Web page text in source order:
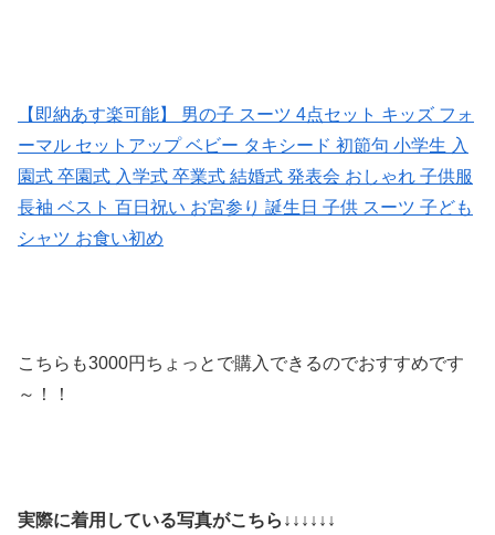
【即納あす楽可能】 男の子 スーツ 4点セット キッズ フォ
ーマル セットアップ ベビー タキシード 初節句 小学生 入
園式 卒園式 入学式 卒業式 結婚式 発表会 おしゃれ 子供服
長袖 ベスト 百日祝い お宮参り 誕生日 子供 スーツ 子ども
シャツ お食い初め
こちらも3000円ちょっとで購入できるのでおすすめです
～！！
実際に着用している写真がこちら↓↓↓↓↓↓